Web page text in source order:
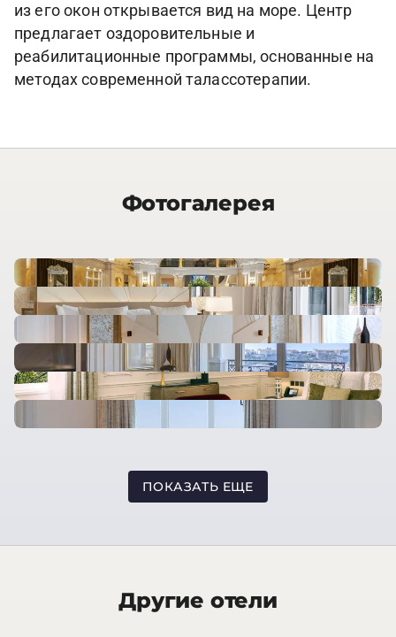
из его окон открывается вид на море. Центр
предлагает оздоровительные и
реабилитационные программы, основанные на
методах современной талассотерапии.
Фотогалерея
ПОКАЗАТЬ ЕЩЕ
Другие отели